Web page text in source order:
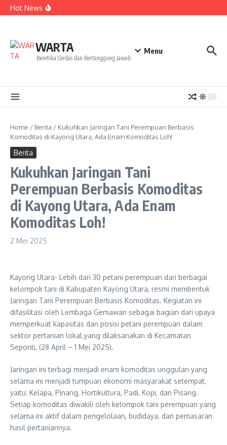
Lewati ke konten
Hot News
ke NCC 4 Bali
Sukseskan Kerja Bakti di Anjungan Melancar
WARTA
Beretika Cerdas dan Bertanggung Jawab
Menu
Home / Berita / Kukuhkan Jaringan Tani Perempuan Berbasis
Komoditas di Kayong Utara, Ada Enam Komoditas Loh!
Berita
Kukuhkan Jaringan Tani
Perempuan Berbasis Komoditas
di Kayong Utara, Ada Enam
Komoditas Loh!
2 Mei 2025
Kayong Utara- Lebih dari 30 petani perempuan dari berbagai
kelompok tani di Kabupaten Kayong Utara, resmi membentuk
Jaringan Tani Perempuan Berbasis Komoditas. Kegiatan ini
difasilitasi oleh Lembaga Gemawan sebagai bagian dari upaya
memperkuat kapasitas dan posisi petani perempuan dalam
sektor pertanian lokal.yang dilaksanakan di Kecamatan
Seponti, (28 April – 1 Mei 2025).
Jaringan ini terbagi menjadi enam komoditas unggulan yang
selama ini menjadi tumpuan ekonomi masyarakat setempat,
yaitu: Kelapa, Pinang, Hortikultura, Padi, Kopi, dan Pisang.
Setiap komoditas diwakili oleh kelompok tani perempuan yang
selama ini aktif dalam pengelolaan, budidaya, dan pemasaran
hasil pertaniannya.